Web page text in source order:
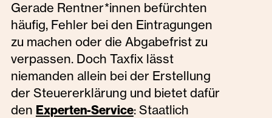
Gerade Rentner*innen befürchten
häufig, Fehler bei den Eintragungen
zu machen oder die Abgabefrist zu
verpassen. Doch Taxfix lässt
niemanden allein bei der Erstellung
der Steuererklärung und bietet dafür
den Experten-Service: Staatlich